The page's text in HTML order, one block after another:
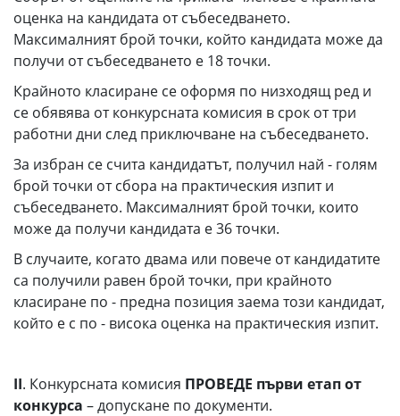
оценка на кандидата от събеседването.
Максималният брой точки, който кандидата може да
получи от събеседването е 18 точки.
Крайното класиране се оформя по низходящ ред и
се обявява от конкурсната комисия в срок от три
работни дни след приключване на събеседването.
За избран се счита кандидатът, получил най - голям
брой точки от сбора на практическия изпит и
събеседването. Максималният брой точки, които
може да получи кандидата е 36 точки.
В случаите, когато двама или повече от кандидатите
са получили равен брой точки, при крайното
класиране по - предна позиция заема този кандидат,
който е с по - висока оценка на практическия изпит.
ІІ. Конкурсната комисия ПРОВЕДЕ първи етап от
конкурса – допускане по документи.